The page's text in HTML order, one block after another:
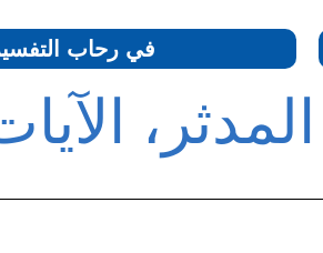
في رحاب التفسير
الآيات: 38-56 /